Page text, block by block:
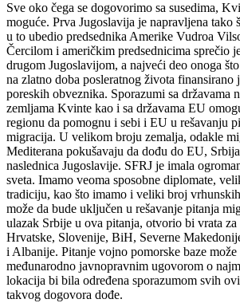
Sve oko čega se dogovorimo sa susedima,
moguće. Prva Jugoslavija je napravljena tako
u to ubedio predsednika Amerike Vudroa
Čercilom i američkim predsednicima sprečio
drugom Jugoslavijom, a najveći deo onoga
na zlatno doba posleratnog života finansirano
poreskih obveznika. Sporazumi sa državama
zemljama Kvinte kao i sa državama EU
regionu da pomognu i sebi i EU u rešavanju
migracija. U velikom broju zemalja, odakle
Mediterana pokušavaju da dođu do EU,
naslednica Jugoslavije. SFRJ je imala
sveta. Imamo veoma sposobne diplomate,
tradiciju, kao što imamo i veliki broj
može da bude uključen u rešavanje pitanja
ulazak Srbije u ova pitanja, otvorio bi vrata
Hrvatske, Slovenije, BiH, Severne
i Albanije. Pitanje vojno pomorske baze može
međunarodno javnopravnim ugovorom o
lokacija bi bila određena sporazumom svih
takvog dogovora dođe.